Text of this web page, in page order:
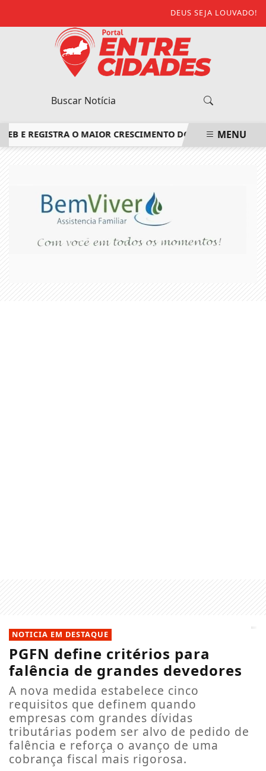
DEUS SEJA LOUVADO!
REGISTRA O MAIOR CRESCIMENTO DO ESTADO DO RIO DE
MENU
NOTICIA EM DESTAQUE
PGFN define critérios para
falência de grandes devedores
A nova medida estabelece cinco
requisitos que definem quando
empresas com grandes dívidas
tributárias podem ser alvo de pedido de
falência e reforça o avanço de uma
cobrança fiscal mais rigorosa.